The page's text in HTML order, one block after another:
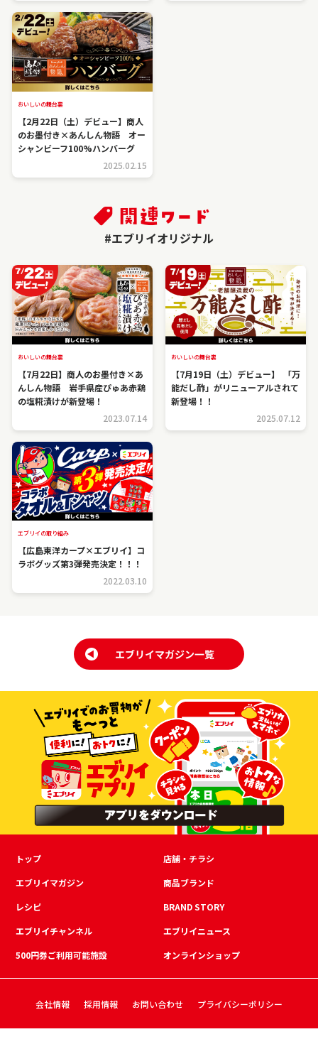
おいしいの舞台裏
【2月22日（土）デビュー】商人
のお墨付き×あんしん物語 オー
シャンビーフ100%ハンバーグ
2025.02.15
#エブリイオリジナル
おいしいの舞台裏
【7月22日】商人のお墨付き×あ
んしん物語 岩手県産ぴゅあ赤鶏
の塩糀漬けが新登場！
2023.07.14
おいしいの舞台裏
【7月19日（土）デビュー】 「万
能だし酢」がリニューアルされて
新登場！！
2025.07.12
エブリイの取り組み
【広島東洋カープ×エブリイ】コ
ラボグッズ第3弾発売決定！！！
2022.03.10
トップ
店舗・チラシ
エブリイマガジン
商品ブランド
レシピ
BRAND STORY
エブリイチャンネル
エブリイニュース
500円券ご利用可能施設
オンラインショップ
会社情報 採用情報 お問い合わせ プライバシーポリシー